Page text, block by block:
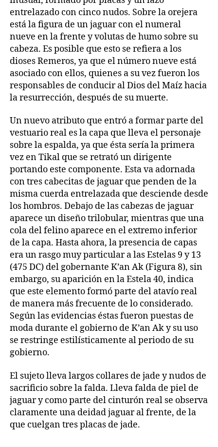
entrelazado con cinco nudos. Sobre la orejera
está la figura de un jaguar con el numeral
nueve en la frente y volutas de humo sobre su
cabeza. Es posible que esto se refiera a los
dioses Remeros, ya que el número nueve está
asociado con ellos, quienes a su vez fueron los
responsables de conducir al Dios del Maíz hacia
la resurrección, después de su muerte.
Un nuevo atributo que entró a formar parte del
vestuario real es la capa que lleva el personaje
sobre la espalda, ya que ésta sería la primera
vez en Tikal que se retrató un dirigente
portando este componente. Esta va adornada
con tres cabecitas de jaguar que penden de la
misma cuerda entrelazada que desciende desde
los hombros. Debajo de las cabezas de jaguar
aparece un diseño trilobular, mientras que una
cola del felino aparece en el extremo inferior
de la capa. Hasta ahora, la presencia de capas
era un rasgo muy particular a las Estelas 9 y 13
(475 DC) del gobernante K’an Ak (Figura 8), sin
embargo, su aparición en la Estela 40, indica
que este elemento formó parte del atavío real
de manera más frecuente de lo considerado.
Según las evidencias éstas fueron puestas de
moda durante el gobierno de K’an Ak y su uso
se restringe estilísticamente al periodo de su
gobierno.
El sujeto lleva largos collares de jade y nudos de
sacrificio sobre la falda. Lleva falda de piel de
jaguar y como parte del cinturón real se observa
claramente una deidad jaguar al frente, de la
que cuelgan tres placas de jade.